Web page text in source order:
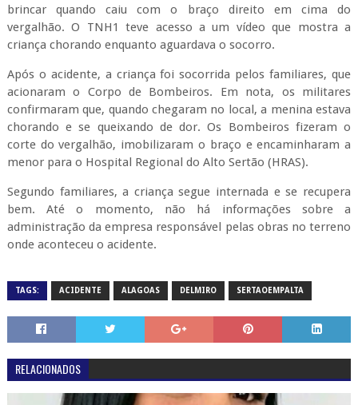
brincar quando caiu com o braço direito em cima do
vergalhão. O TNH1 teve acesso a um vídeo que mostra a
criança chorando enquanto aguardava o socorro.
Após o acidente, a criança foi socorrida pelos familiares, que
acionaram o Corpo de Bombeiros. Em nota, os militares
confirmaram que, quando chegaram no local, a menina estava
chorando e se queixando de dor. Os Bombeiros fizeram o
corte do vergalhão, imobilizaram o braço e encaminharam a
menor para o Hospital Regional do Alto Sertão (HRAS).
Segundo familiares, a criança segue internada e se recupera
bem. Até o momento, não há informações sobre a
administração da empresa responsável pelas obras no terreno
onde aconteceu o acidente.
TAGS: ACIDENTE ALAGOAS DELMIRO SERTAOEMPALTA
RELACIONADOS